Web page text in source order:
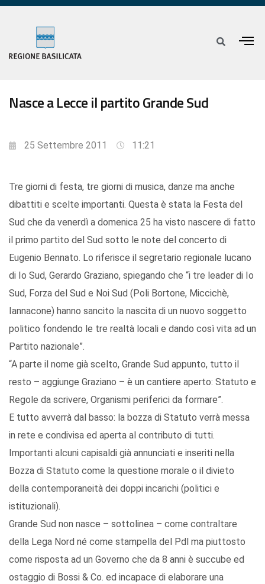
Nasce a Lecce il partito Grande Sud
25 Settembre 2011 11:21
Tre giorni di festa, tre giorni di musica, danze ma anche
dibattiti e scelte importanti. Questa è stata la Festa del
Sud che da venerdì a domenica 25 ha visto nascere di fatto
il primo partito del Sud sotto le note del concerto di
Eugenio Bennato. Lo riferisce il segretario regionale lucano
di Io Sud, Gerardo Graziano, spiegando che “i tre leader di Io
Sud, Forza del Sud e Noi Sud (Poli Bortone, Miccichè,
Iannacone) hanno sancito la nascita di un nuovo soggetto
politico fondendo le tre realtà locali e dando così vita ad un
Partito nazionale”.
“A parte il nome già scelto, Grande Sud appunto, tutto il
resto – aggiunge Graziano – è un cantiere aperto: Statuto e
Regole da scrivere, Organismi periferici da formare”.
E tutto avverrà dal basso: la bozza di Statuto verrà messa
in rete e condivisa ed aperta al contributo di tutti.
Importanti alcuni capisaldi già annunciati e inseriti nella
Bozza di Statuto come la questione morale o il divieto
della contemporaneità dei doppi incarichi (politici e
istituzionali).
Grande Sud non nasce – sottolinea – come contraltare
della Lega Nord né come stampella del Pdl ma piuttosto
come risposta ad un Governo che da 8 anni è succube ed
ostaggio di Bossi & Co. ed incapace di elaborare una